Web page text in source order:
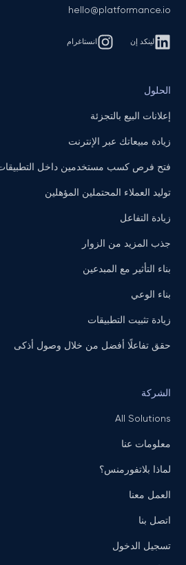
hello@platformance.io
لينكد إن انستاغرام
الحلول
إعلانات البيع بالتجزئة
زيادة مبيعاتك عبر الإنترنت
فتح فرص كسب مستخدمين داخل
توليد العملاء المحتملين المؤهلين
زيادة التفاعل
جذب المزيد من الزوار
بناء التأثير مع المبدعين
بناء الوعي
زيادة تثبيت التطبيقات
حقق تفاعلًا أفضل من خلال وصول أذكى
الشركة
All Solutions
معلومات عنا
لماذا بلاتفورمنس؟
العمل معنا
اتصل بنا
تسجيل الدخول